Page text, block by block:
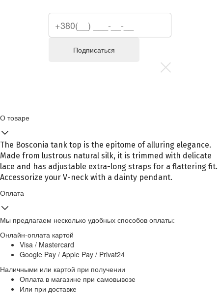
О товаре
The Bosconia tank top is the epitome of alluring elegance.
Made from lustrous natural silk, it is trimmed with delicate
lace and has adjustable extra-long straps for a flattering fit.
Accessorize your V-neck with a dainty pendant.
Оплата
Мы предлагаем несколько удобных способов оплаты:
Онлайн-оплата картой
Visa / Mastercard
Google Pay / Apple Pay / Privat24
Наличными или картой при получении
Оплата в магазине при самовывозе
Или при доставке
Подписаться